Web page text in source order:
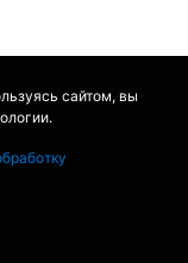
сайтом, вы